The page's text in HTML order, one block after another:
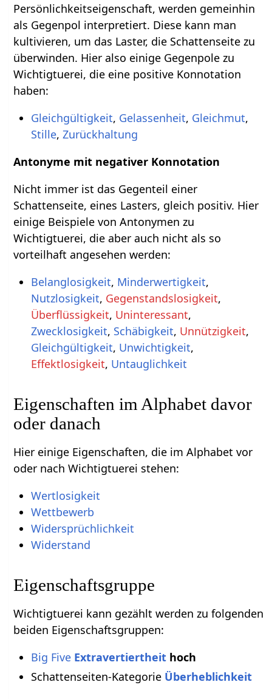
Persönlichkeitseigenschaft, werden gemeinhin
als Gegenpol interpretiert. Diese kann man
kultivieren, um das Laster, die Schattenseite zu
überwinden. Hier also einige Gegenpole zu
Wichtigtuerei, die eine positive Konnotation
haben:
Gleichgültigkeit, Gelassenheit, Gleichmut,
Stille, Zurückhaltung
Antonyme mit negativer Konnotation
Nicht immer ist das Gegenteil einer
Schattenseite, eines Lasters, gleich positiv. Hier
einige Beispiele von Antonymen zu
Wichtigtuerei, die aber auch nicht als so
vorteilhaft angesehen werden:
Belanglosigkeit, Minderwertigkeit,
Nutzlosigkeit, Gegenstandslosigkeit,
Überflüssigkeit, Uninteressant,
Zwecklosigkeit, Schäbigkeit, Unnützigkeit,
Gleichgültigkeit, Unwichtigkeit,
Effektlosigkeit, Untauglichkeit
Eigenschaften im Alphabet davor
oder danach
Hier einige Eigenschaften, die im Alphabet vor
oder nach Wichtigtuerei stehen:
Wertlosigkeit
Wettbewerb
Widersprüchlichkeit
Widerstand
Eigenschaftsgruppe
Wichtigtuerei kann gezählt werden zu folgenden
beiden Eigenschaftsgruppen:
Big Five Extravertiertheithoch
Schattenseiten-Kategorie Überheblichkeit